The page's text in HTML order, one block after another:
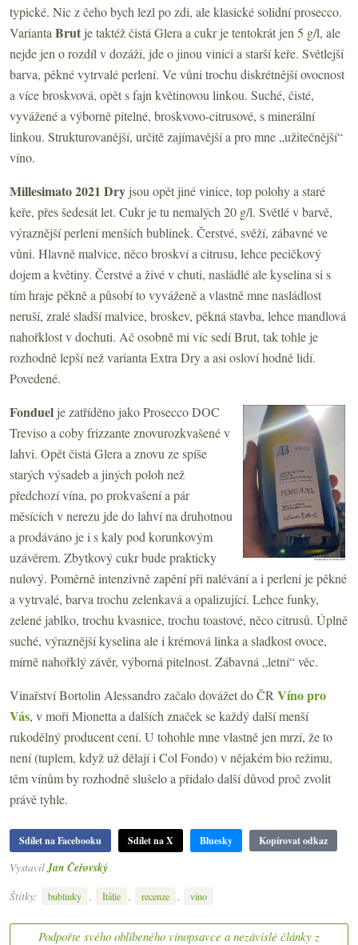
typické. Nic z čeho bych lezl po zdi, ale klasické solidní prosecco.
Varianta Brut je taktéž čistá Glera a cukr je tentokrát jen 5 g/l, ale
nejde jen o rozdíl v dozáži, jde o jinou vinici a starší keře. Světlejší
barva, pěkné vytrvalé perlení. Ve vůni trochu diskrétnější ovocnost
a více broskvová, opět s fajn květinovou linkou. Suché, čisté,
vyvážené a výborně pitelné, broskvovo-citrusové, s minerální
linkou. Strukturovanější, určitě zajímavější a pro mne „užitečnější“
víno.
Millesimato 2021 Dry jsou opět jiné vinice, top polohy a staré
keře, přes šedesát let. Cukr je tu nemalých 20 g/l. Světlé v barvě,
výraznější perlení menších bublinek. Čerstvé, svěží, zábavné ve
vůni. Hlavně malvice, něco broskví a citrusu, lehce pecičkový
dojem a květiny. Čerstvé a živé v chuti, nasládlé ale kyselina si s
tím hraje pěkně a působí to vyváženě a vlastně mne nasládlost
neruší, zralé sladší malvice, broskev, pěkná stavba, lehce mandlová
nahořklost v dochuti. Ač osobně mi víc sedí Brut, tak tohle je
rozhodně lepší než varianta Extra Dry a asi osloví hodně lidí.
Povedené.
Fonduel je zatříděno jako Prosecco DOC
Treviso a coby frizzante znovurozkvašené v
lahvi. Opět čistá Glera a znovu ze spíše
starých výsadeb a jiných poloh než
předchozí vína, po prokvašení a pár
měsících v nerezu jde do lahví na druhotnou
a prodáváno je i s kaly pod korunkovým
uzávěrem. Zbytkový cukr bude prakticky
nulový. Poměrně intenzivně zapění při nalévání a i perlení je pěkné
a vytrvalé, barva trochu zelenkavá a opalizující. Lehce funky,
zelené jablko, trochu kvasnice, trochu toastové, něco citrusů. Úplně
suché, výraznější kyselina ale i krémová linka a sladkost ovoce,
mírně nahořklý závěr, výborná pitelnost. Zábavná „letní“ věc.
Vinařství Bortolin Alessandro začalo dovážet do ČR Víno pro
Vás, v moři Mionetta a dalších značek se každý další menší
rukodělný producent cení. U tohohle mne vlastně jen mrzí, že to
není (tuplem, když už dělají i Col Fondo) v nějakém bio režimu,
těm vínům by rozhodně slušelo a přidalo další důvod proč zvolit
právě tyhle.
Sdílet na Facebooku Sdílet na X Bluesky Kopírovat odkaz
Vystavil Jan Čeřovský
Štítky:
bublinky , Itálie , recenze , víno
Podpořte svého oblíbeného vínopsavce a nezávislé články z